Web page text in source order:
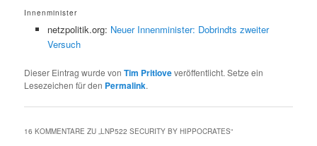
Innenminister
netzpolitik.org: Neuer Innenminister: Dobrindts zweiter
Versuch
Dieser Eintrag wurde vonTim Pritloveveröffentlicht. Setze ein
Lesezeichen für den Permalink.
16 KOMMENTARE ZU „LNP522 SECURITY BY HIPPOCRATES“